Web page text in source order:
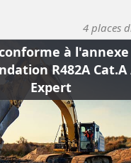
4 places
à l'annexe
R482A Cat.A
Expert